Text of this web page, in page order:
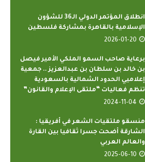
انطلاق المؤتمر الدولي الـ36 للشؤون
الإسلامية بالقاهرة بمشاركة فلسطين
2026-01-20
برعاية صاحب السمو الملكي الأمير فيصل
بن خالد بن سلطان بن عبدالعزيز .. جمعية
إعلاميي الحدود الشمالية بالسعودية
تنظم فعاليات “ملتقى الإعلام والقانون”
2024-11-04
منسقو ملتقيات الشعر في أفريقيا :
الشارقة أضحت جسرا ثقافيا بين القارة
والعالم العربي
2025-06-10